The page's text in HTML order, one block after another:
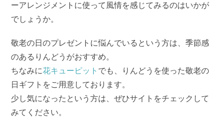
ーアレンジメントに使って風情を感じてみるのはいかが
でしょうか。
敬老の日のプレゼントに悩んでいるという方は、季節感
のあるりんどうがおすすめ。
ちなみに花キューピット でも、りんどうを使った敬老の
日ギフトをご用意しております。
少し気になったという方は、ぜひサイトをチェックして
みてください。